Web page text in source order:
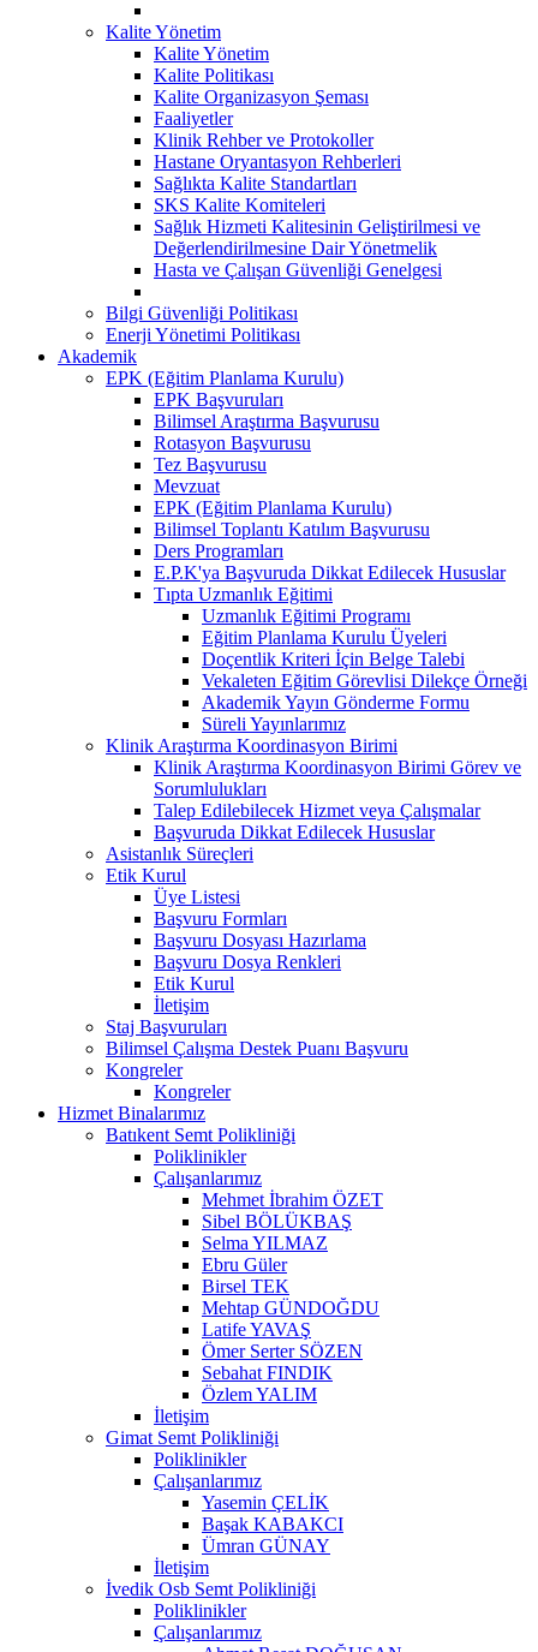
Kalite Yönetim
Kalite Yönetim
Kalite Politikası
Kalite Organizasyon Şeması
Faaliyetler
Klinik Rehber ve Protokoller
Hastane Oryantasyon Rehberleri
Sağlıkta Kalite Standartları
SKS Kalite Komiteleri
Sağlık Hizmeti Kalitesinin Geliştirilmesi ve
Değerlendirilmesine Dair Yönetmelik
Hasta ve Çalışan Güvenliği Genelgesi
Bilgi Güvenliği Politikası
Enerji Yönetimi Politikası
Akademik
EPK (Eğitim Planlama Kurulu)
EPK Başvuruları
Bilimsel Araştırma Başvurusu
Rotasyon Başvurusu
Tez Başvurusu
Mevzuat
EPK (Eğitim Planlama Kurulu)
Bilimsel Toplantı Katılım Başvurusu
Ders Programları
E.P.K'ya Başvuruda Dikkat Edilecek Hususlar
Tıpta Uzmanlık Eğitimi
Uzmanlık Eğitimi Programı
Eğitim Planlama Kurulu Üyeleri
Doçentlik Kriteri İçin Belge Talebi
Vekaleten Eğitim Görevlisi Dilekçe Örneği
Akademik Yayın Gönderme Formu
Süreli Yayınlarımız
Klinik Araştırma Koordinasyon Birimi
Klinik Araştırma Koordinasyon Birimi Görev ve
Sorumlulukları
Talep Edilebilecek Hizmet veya Çalışmalar
Başvuruda Dikkat Edilecek Hususlar
Asistanlık Süreçleri
Etik Kurul
Üye Listesi
Başvuru Formları
Başvuru Dosyası Hazırlama
Başvuru Dosya Renkleri
Etik Kurul
İletişim
Staj Başvuruları
Bilimsel Çalışma Destek Puanı Başvuru
Kongreler
Kongreler
Hizmet Binalarımız
Batıkent Semt Polikliniği
Poliklinikler
Çalışanlarımız
Mehmet İbrahim ÖZET
Sibel BÖLÜKBAŞ
Selma YILMAZ
Ebru Güler
Birsel TEK
Mehtap GÜNDOĞDU
Latife YAVAŞ
Ömer Serter SÖZEN
Sebahat FINDIK
Özlem YALIM
İletişim
Gimat Semt Polikliniği
Poliklinikler
Çalışanlarımız
Yasemin ÇELİK
Başak KABAKCI
Ümran GÜNAY
İletişim
İvedik Osb Semt Polikliniği
Poliklinikler
Çalışanlarımız